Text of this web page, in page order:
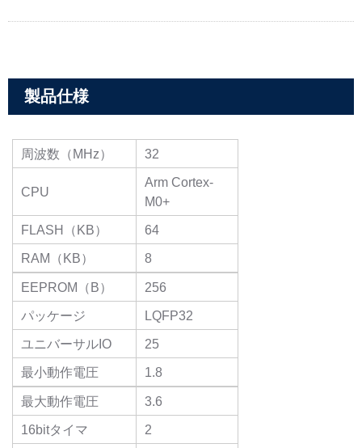
製品仕様
周波数（MHz） 32
CPU
Arm Cortex-
M0+
FLASH（KB）
64
RAM（KB）
8
EEPROM（B）
256
パッケージ
LQFP32
ユニバーサルIO
25
最小動作電圧
1.8
最大動作電圧
3.6
16bitタイマ
2